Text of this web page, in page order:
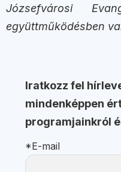
Józsefvárosi
együttműködésben
Iratkozz fel
mindenképpen
programjainkról
*E-mail